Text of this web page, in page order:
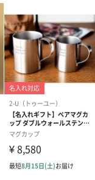
380ml
＞ 】
高さ130mm
＞ 】
250ml